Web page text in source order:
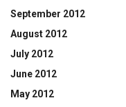
September 2012
August 2012
July 2012
June 2012
May 2012